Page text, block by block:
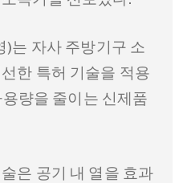
는 자사 주방기구 소
한 특허 기술을 적용
량을 줄이는 신제품
은 공기 내 열을 효과